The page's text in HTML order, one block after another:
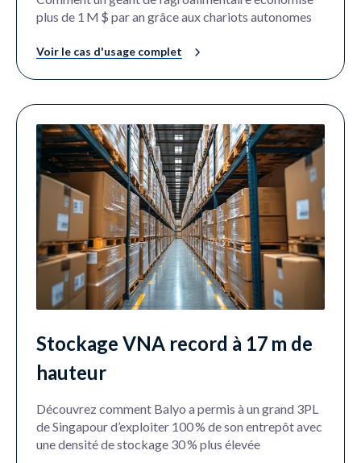
plus de 1 M $ par an grâce aux chariots autonomes
Voir le cas d'usage complet
Stockage VNA record à 17 m de
hauteur
Découvrez comment Balyo a permis à un grand 3PL
de Singapour d’exploiter 100 % de son entrepôt avec
une densité de stockage 30 % plus élevée